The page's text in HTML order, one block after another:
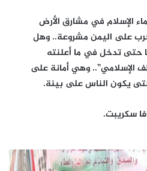
الإسلام في مشارق الأرض
على اليمن مشروعة.. وهل
حتى تدخل في ما أعلنته
الإسلامي”.. وهي أمانة على
يكون الناس على بينة.
سكريبت.